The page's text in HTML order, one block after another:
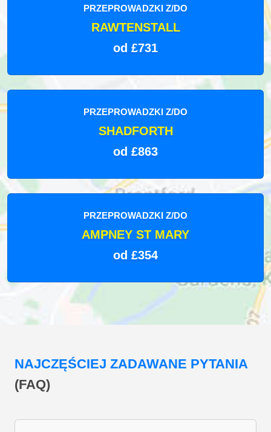
PRZEPROWADZKI Z/DO
RAWTENSTALL
od £731
PRZEPROWADZKI Z/DO
SHADFORTH
od £863
PRZEPROWADZKI Z/DO
AMPNEY ST MARY
od £354
NAJCZĘŚCIEJ ZADAWANE PYTANIA
(FAQ)